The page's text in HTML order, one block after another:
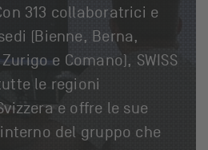
313 collaboratrici e
(Bienne, Berna,
e Comano), SWISS
le regioni
e offre le sue
del gruppo che